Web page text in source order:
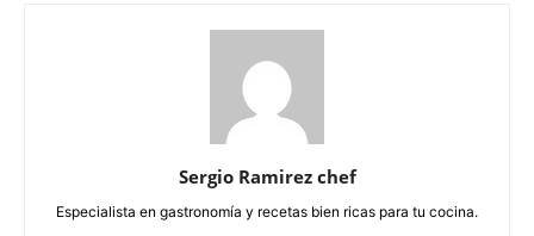
Sergio Ramirez chef
Especialista en gastronomía y recetas bien ricas para tu cocina.